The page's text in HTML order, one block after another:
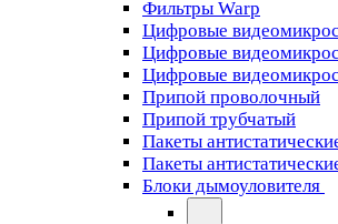
Фильтры Warp
Цифровые
Цифровые
Цифровые
Припой проволочный
Припой трубчатый
Пакеты
Пакеты
Блоки дымоуловителя